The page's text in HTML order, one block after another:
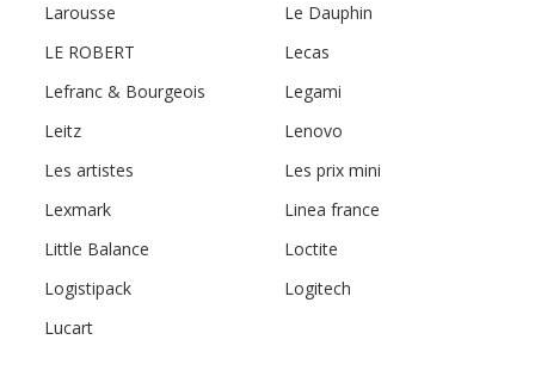
Larousse
Le Dauphin
LE ROBERT
Lecas
Lefranc & Bourgeois
Legami
Leitz
Lenovo
Les artistes
Les prix mini
Lexmark
Linea france
Little Balance
Loctite
Logistipack
Logitech
Lucart